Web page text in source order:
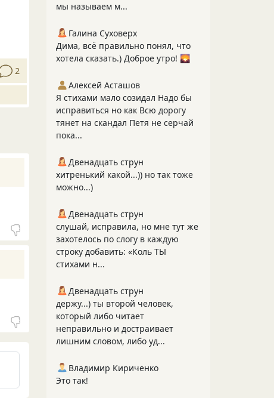
2
мы называем м...
Галина Суховерх
Дима, всё правильно понял, что
хотела сказать.) Доброе утро! 🌄
Алексей Асташов
Я стихами мало созидал Надо бы
исправиться но как Всю дорогу
тянет на скандал Петя не серчай
пока...
Двенадцать струн
хитренький какой...)) но так тоже
можно...)
Двенадцать струн
слушай, исправила, но мне тут же
захотелось по слогу в каждую
строку добавить: «Коль ТЫ
стихами н...
Двенадцать струн
держу...) ты второй человек,
который либо читает
неправильно и достраивает
лишним словом, либо уд...
Владимир Кириченко
Это так!